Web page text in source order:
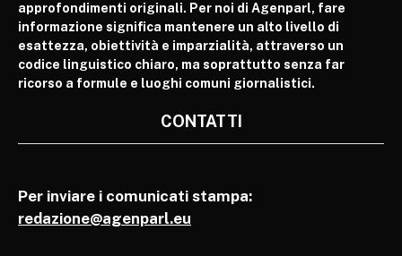
approfondimenti originali. Per noi di Agenparl, fare
informazione significa mantenere un alto livello di
esattezza, obiettività e imparzialità, attraverso un
codice linguistico chiaro, ma soprattutto senza far
ricorso a formule e luoghi comuni giornalistici.
CONTATTI
Per inviare i comunicati stampa:
redazione@agenparl.eu